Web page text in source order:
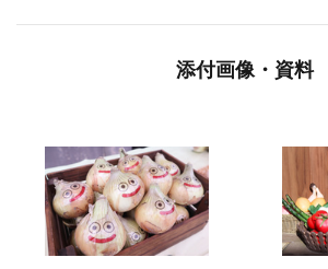
添付画像・資料